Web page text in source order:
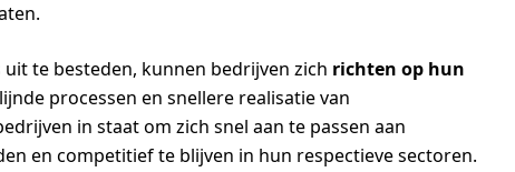
te besteden, kunnen bedrijven zich richten op hun
processen en snellere realisatie van
in staat om zich snel aan te passen aan
en competitief te blijven in hun respectieve sectoren.